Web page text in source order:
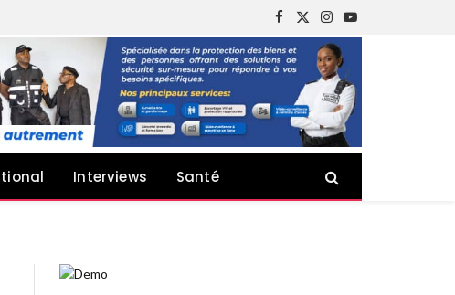
Facebook
X
(Twitter)
Instagram
YouTube
Interviews Santé